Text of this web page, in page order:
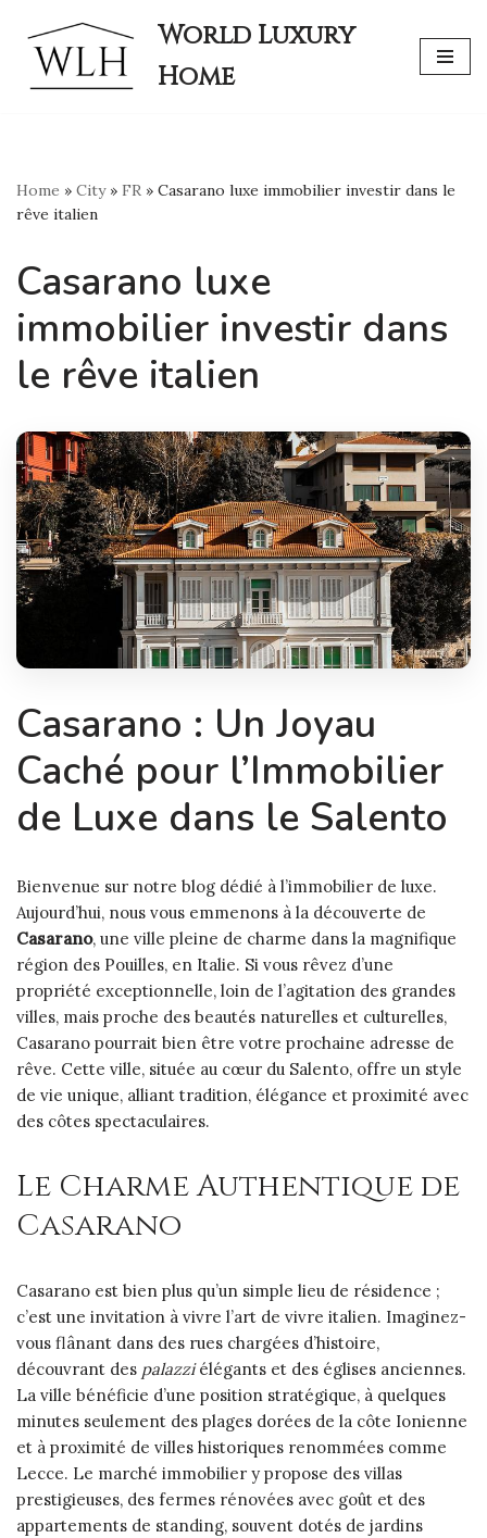
Skip
to
World Luxury
Home
Home » City» FR » Casarano luxe immobilier investir dans le
rêve italien
Casarano luxe
immobilier investir dans
le rêve italien
Casarano : Un Joyau
Caché pour l’Immobilier
de Luxe dans le Salento
Bienvenue sur notre blog dédié à l’immobilier de luxe.
Aujourd’hui, nous vous emmenons à la découverte de
Casarano, une ville pleine de charme dans la magnifique
région des Pouilles, en Italie. Si vous rêvez d’une
propriété exceptionnelle, loin de l’agitation des grandes
villes, mais proche des beautés naturelles et culturelles,
Casarano pourrait bien être votre prochaine adresse de
rêve. Cette ville, située au cœur du Salento, offre un style
de vie unique, alliant tradition, élégance et proximité avec
des côtes spectaculaires.
Le Charme Authentique de
Casarano
Casarano est bien plus qu’un simple lieu de résidence ;
c’est une invitation à vivre l’art de vivre italien. Imaginez-
vous flânant dans des rues chargées d’histoire,
découvrant des palazziélégants et des églises anciennes.
La ville bénéficie d’une position stratégique, à quelques
minutes seulement des plages dorées de la côte Ionienne
et à proximité de villes historiques renommées comme
Lecce. Le marché immobilier y propose des villas
prestigieuses, des fermes rénovées avec goût et des
appartements de standing, souvent dotés de jardins